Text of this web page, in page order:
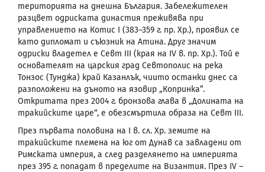
територията на днешна България. Забележителен
разцвет одриската династия преживява при
управлението на Котис I (383–359 г. пр. Хр.), проявил се
като дипломат и съюзник на Атина. Друг значим
одриски владетел е Севт III (крaя на IV в. пр. Хр.). Той е
основателят на царския град Севтополис на река
Тонзос (Тунджа) край Казанлък, чиито останки днес са
разположени на дъното на язовир „Копринка”.
Откритата през 2004 г. бронзова глава в „Долината на
тракийските царе“, е обезсмъртила образа на Севт III.
През първата половина на I в. сл. Хр. земите на
тракийските племена на юг от Дунав са завладени от
Римската империя, а след разделянето на империята
през 395 г. попадат в пределите на Византия. През IV –